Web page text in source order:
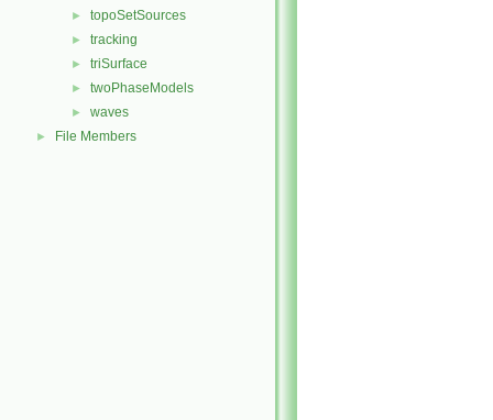
► topoSetSources
► tracking
► triSurface
► twoPhaseModels
► waves
► File Members